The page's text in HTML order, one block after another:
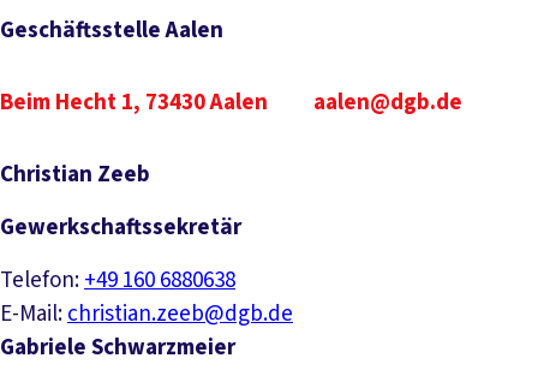
Geschäftsstelle Aalen
Beim Hecht 1, 73430 Aalen aalen@dgb.de
Christian Zeeb
Gewerkschaftssekretär
Telefon:+49 160 6880638
E-Mail:christian.zeeb@dgb.de
Gabriele Schwarzmeier